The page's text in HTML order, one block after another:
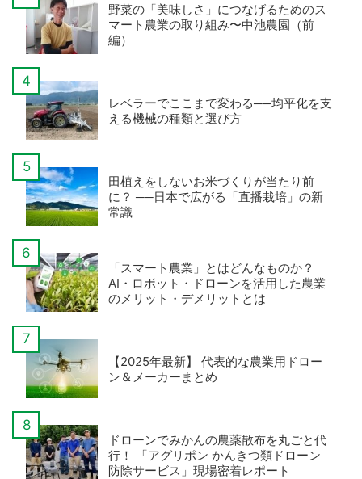
野菜の「美味しさ」につなげるためのス
マート農業の取り組み〜中池農園（前
編）
レベラーでここまで変わる──均平化を支
える機械の種類と選び方
田植えをしないお米づくりが当たり前
に？ ──日本で広がる「直播栽培」の新
常識
「スマート農業」とはどんなものか？
AI・ロボット・ドローンを活用した農業
のメリット・デメリットとは
【2025年最新】 代表的な農業用ドロー
ン＆メーカーまとめ
ドローンでみかんの農薬散布を丸ごと代
行！ 「アグリポン かんきつ類ドローン
防除サービス」現場密着レポート